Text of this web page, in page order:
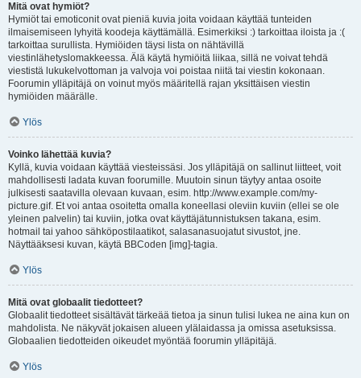
Mitä ovat hymiöt?
Hymiöt tai emoticonit ovat pieniä kuvia joita voidaan käyttää tunteiden
ilmaisemiseen lyhyitä koodeja käyttämällä. Esimerkiksi :) tarkoittaa iloista ja :(
tarkoittaa surullista. Hymiöiden täysi lista on nähtävillä
viestinlähetyslomakkeessa. Älä käytä hymiöitä liikaa, sillä ne voivat tehdä
viestistä lukukelvottoman ja valvoja voi poistaa niitä tai viestin kokonaan.
Foorumin ylläpitäjä on voinut myös määritellä rajan yksittäisen viestin
hymiöiden määrälle.
Ylös
Voinko lähettää kuvia?
Kyllä, kuvia voidaan käyttää viesteissäsi. Jos ylläpitäjä on sallinut liitteet, voit
mahdollisesti ladata kuvan foorumille. Muutoin sinun täytyy antaa osoite
julkisesti saatavilla olevaan kuvaan, esim. http://www.example.com/my-
picture.gif. Et voi antaa osoitetta omalla koneellasi oleviin kuviin (ellei se ole
yleinen palvelin) tai kuviin, jotka ovat käyttäjätunnistuksen takana, esim.
hotmail tai yahoo sähköpostilaatikot, salasanasuojatut sivustot, jne.
Näyttääksesi kuvan, käytä BBCoden [img]-tagia.
Ylös
Mitä ovat globaalit tiedotteet?
Globaalit tiedotteet sisältävät tärkeää tietoa ja sinun tulisi lukea ne aina kun on
mahdolista. Ne näkyvät jokaisen alueen ylälaidassa ja omissa asetuksissa.
Globaalien tiedotteiden oikeudet myöntää foorumin ylläpitäjä.
Ylös